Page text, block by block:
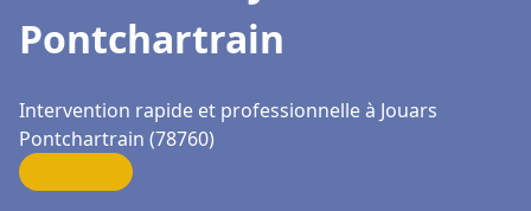
Pontchartrain
Intervention rapide et professionnelle à Jouars
Pontchartrain (78760)